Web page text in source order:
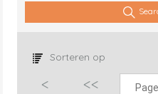
Sorteren op
< <<